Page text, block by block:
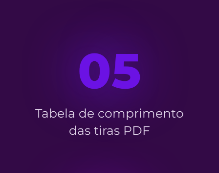
05
Tabela de comprimento
das tiras PDF